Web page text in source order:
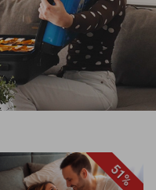
51%